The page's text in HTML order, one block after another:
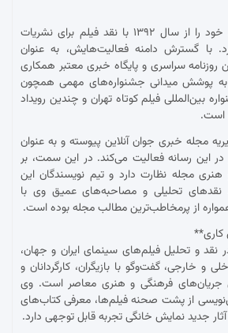
صباحی فعالیت حرفه‌ای خود را از سال ۱۳۹۲ با نقد فیلم برای نشریات
با گسترش دامنه فعالیت‌هایش، به عنوان
روزنامه سراسری و پایگاه خبری معتبر همکاری
پوشش میدانی جشنواره‌های مهمی همچون
بین‌المللی فیلم کوتاه تهران و چندین رویداد
است.
تیم تحریریه مجله خبری جوان آنلاین پیوسته و به عنوان
این رسانه فعالیت می‌کند. در این سمت، بر
هنری مجله نظارت دارد و تیم نویسندگان این
نقدهای تحلیلی و مصاحبه‌های عمیق وی با
از پرمخاطب‌ترین مطالب مجله بوده است.
و تحلیل فیلم‌های سینمای ایران و جهان،
خارجی، گفت‌وگو با بازیگران، کارگردانان و
جریان‌های فرهنگی و هنری معاصر است. وی
از پشت صحنه فیلم‌ها، معرفی کتاب‌های
جدید نمایش خانگی تجربه قابل توجهی دارد.